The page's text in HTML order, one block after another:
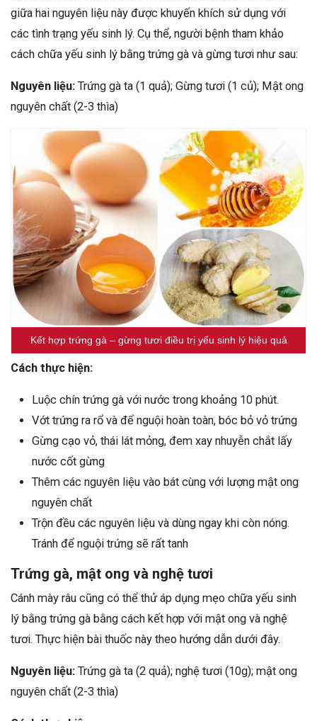
giữa hai nguyên liệu này được khuyến khích sử dụng với
các tình trạng yếu sinh lý. Cụ thể, người bệnh tham khảo
cách chữa yếu sinh lý bằng trứng gà và gừng tươi như sau:
Nguyên liệu: Trứng gà ta (1 quả); Gừng tươi (1 củ); Mật ong
nguyên chất (2-3 thìa)
Kết hợp trứng gà – gừng tươi điều trị yếu sinh lý hiệu quả
Cách thực hiện:
Luộc chín trứng gà với nước trong khoảng 10 phút.
Vớt trứng ra rổ và để nguội hoàn toàn, bóc bỏ vỏ trứng
Gừng cạo vỏ, thái lát mỏng, đem xay nhuyễn chắt lấy
nước cốt gừng
Thêm các nguyên liệu vào bát cùng với lượng mật ong
nguyên chất
Trộn đều các nguyên liệu và dùng ngay khi còn nóng.
Tránh để nguội trứng sẽ rất tanh
Trứng gà, mật ong và nghệ tươi
Cánh mày râu cũng có thể thử áp dụng mẹo chữa yếu sinh
lý bằng trứng gà bằng cách kết hợp với mật ong và nghệ
tươi. Thực hiện bài thuốc này theo hướng dẫn dưới đây.
Nguyên liệu: Trứng gà ta (2 quả); nghệ tươi (10g); mật ong
nguyên chất (2-3 thìa)